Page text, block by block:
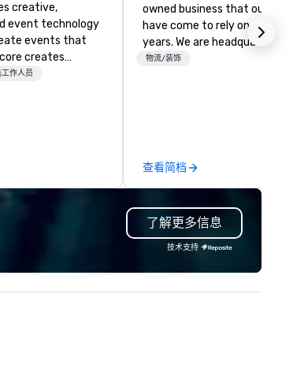
creative,
event technology
events that
creates
experiences
real results
and creative,
digital,
staging, and
for hybrid, virtual
作人员
owned business that our
have come to rely on for
years. We are headquartered
Las Vegas and have satellite
contracting, custom exhibit
building, graphic design,
and logistics. We are able to
troubleshoot any problem
our extensive knowledge and
implement the right
物流/装饰
查看简档
了解更多信息
技术支持